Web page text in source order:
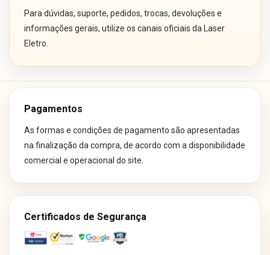
Para dúvidas, suporte, pedidos, trocas, devoluções e
informações gerais, utilize os canais oficiais da Laser
Eletro.
Pagamentos
As formas e condições de pagamento são apresentadas
na finalização da compra, de acordo com a disponibilidade
comercial e operacional do site.
Certificados de Segurança